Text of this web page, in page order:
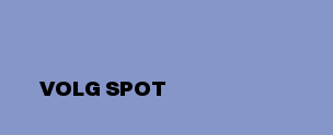
VOLG SPOT